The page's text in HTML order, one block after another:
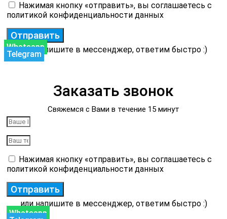
Нажимая кнопку «отправить», вы соглашаетесь с
политикой конфиденциальности данных
Отправить
или напишите в мессенджер, ответим быстро :)
Whatsapp
Telegram
Заказать звонок
Свяжемся с Вами в течение 15 минут
Нажимая кнопку «отправить», вы соглашаетесь с
политикой конфиденциальности данных
Отправить
или напишите в мессенджер, ответим быстро :)
Whatsapp